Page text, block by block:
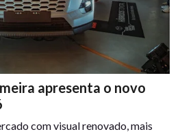
apresenta o novo
com visual renovado, mais